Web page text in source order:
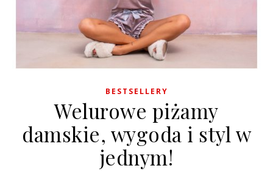
BESTSELLERY
Welurowe piżamy
damskie, wygoda i styl w
jednym!